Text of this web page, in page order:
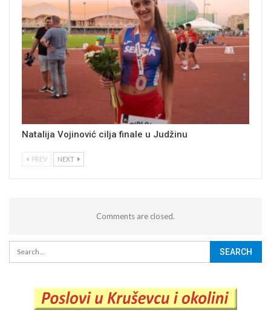
Natalija Vojinović cilja finale u Judžinu
PREV NEXT
Comments are closed.